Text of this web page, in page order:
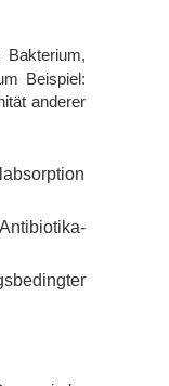
Bakterium,
Beispiel:
anderer